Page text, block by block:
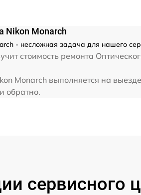
Nikon Monarch
- несложная задача для нашего
стоимость ремонта
Monarch выполняется на
обратно.
сервисного